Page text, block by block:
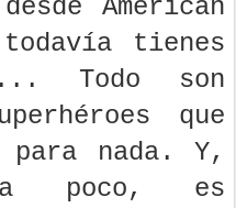
American
tienes
Todo son
que
para nada. Y,
poco, es